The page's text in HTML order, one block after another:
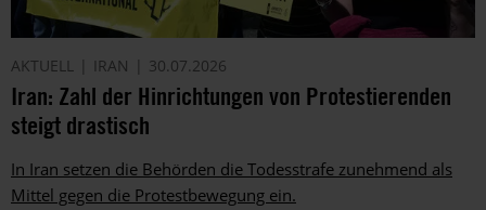
AKTUELL IRAN 30.07.2026
Iran: Zahl der Hinrichtungen von Protestierenden
steigt drastisch
In Iran setzen die Behörden die Todesstrafe zunehmend als
Mittel gegen die Protestbewegung ein.